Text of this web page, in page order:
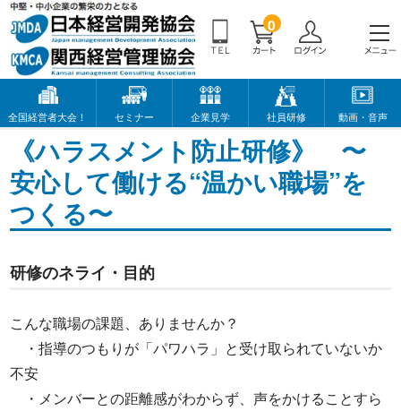
0
全国経営者大会！ セミナー 企業見学 社員研修 動画・音声
《ハラスメント防止研修》 〜
安心して働ける“温かい職場”を
つくる〜
研修のネライ・目的
こんな職場の課題、ありませんか？
・指導のつもりが「パワハラ」と受け取られていないか
不安
・メンバーとの距離感がわからず、声をかけることすら